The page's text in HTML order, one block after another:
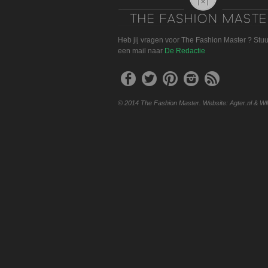
Heb jij vragen voor The Fashion Master ?
een mail naar De Redactie
© 2014 The Fashion Master. Website: Agter.nl &